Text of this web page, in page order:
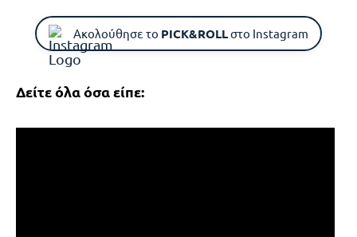
Ακολούθησε το PICK&ROLLστο Instagram
Δείτε όλα όσα είπε: